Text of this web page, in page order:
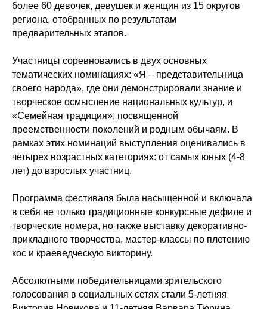
более 60 девочек, девушек и женщин из 15 округов
региона, отобранных по результатам
предварительных этапов.
Участницы соревновались в двух основных
тематических номинациях: «Я – представительница
своего народа», где они демонстрировали знание и
творческое осмысление национальных культур, и
«Семейная традиция», посвященной
преемственности поколений и родным обычаям. В
рамках этих номинаций выступления оценивались в
четырех возрастных категориях: от самых юных (4-8
лет) до взрослых участниц.
Программа фестиваля была насыщенной и включала
в себя не только традиционные конкурсные дефиле и
творческие номера, но также выставку декоративно-
прикладного творчества, мастер-классы по плетению
кос и краеведческую викторину.
Абсолютными победительницами зрительского
голосования в социальных сетях стали 5-летняя